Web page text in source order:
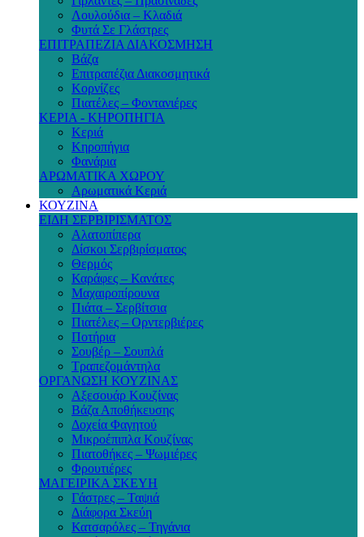
Λουλούδια – Κλαδιά
Φυτά Σε Γλάστρες
ΕΠΙΤΡΑΠΕΖΙΑ ΔΙΑΚΟΣΜΗΣΗ
Βάζα
Επιτραπέζια Διακοσμητικά
Κορνίζες
Πιατέλες – Φοντανιέρες
ΚΕΡΙΑ - ΚΗΡΟΠΗΓΙΑ
Κεριά
Κηροπήγια
Φανάρια
ΑΡΩΜΑΤΙΚΑ ΧΩΡΟΥ
Αρωματικά Κεριά
ΚΟΥΖΙΝΑ
ΕΙΔΗ ΣΕΡΒΙΡΙΣΜΑΤΟΣ
Αλατοπίπερα
Δίσκοι Σερβιρίσματος
Θερμός
Καράφες – Κανάτες
Μαχαιροπίρουνα
Πιάτα – Σερβίτσια
Πιατέλες – Ορντερβιέρες
Ποτήρια
Σουβέρ – Σουπλά
Τραπεζομάντηλα
ΟΡΓΑΝΩΣΗ ΚΟΥΖΙΝΑΣ
Αξεσουάρ Κουζίνας
Βάζα Αποθήκευσης
Δοχεία Φαγητού
Μικροέπιπλα Κουζίνας
Πιατοθήκες – Ψωμιέρες
Φρουτιέρες
ΜΑΓΕΙΡΙΚΑ ΣΚΕΥΗ
Γάστρες – Ταψιά
Διάφορα Σκεύη
Κατσαρόλες – Τηγάνια